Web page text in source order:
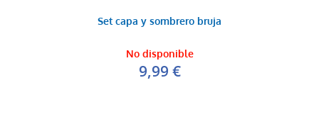
Set capa y sombrero bruja
No disponible
9,99 €